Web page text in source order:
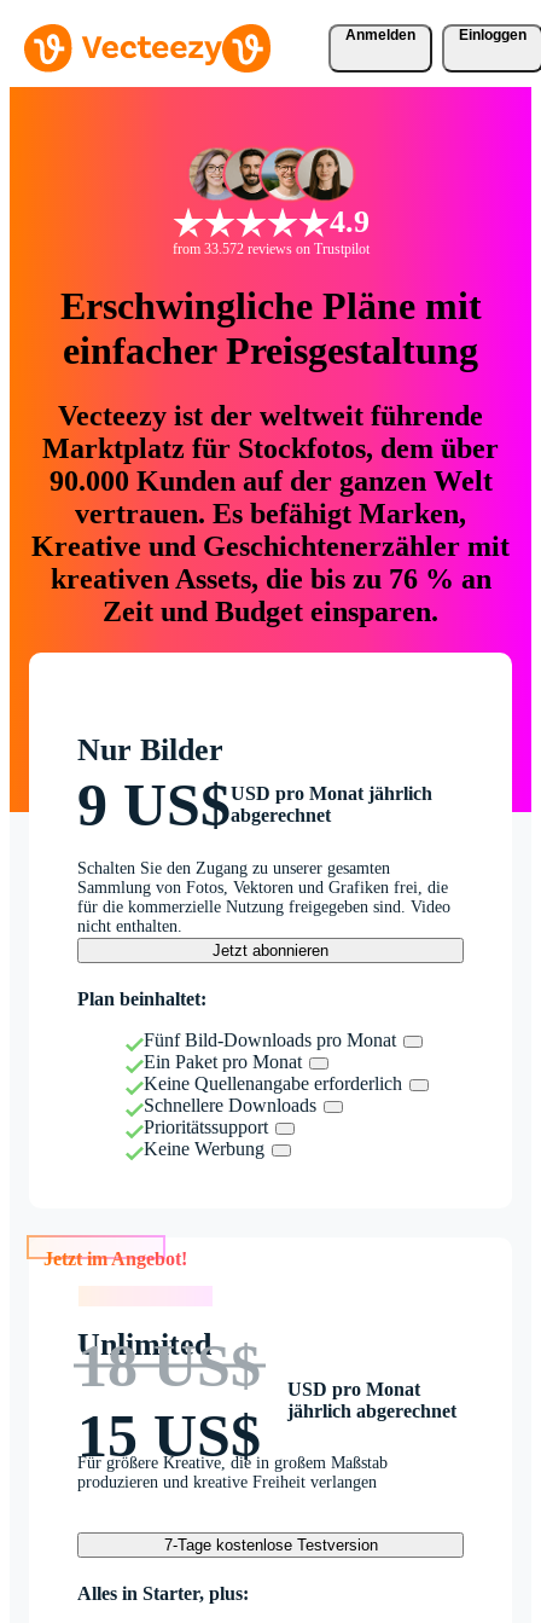
Anmelden Einloggen
4.9
from 33.572 reviews on Trustpilot
Erschwingliche Pläne mit
einfacher Preisgestaltung
Vecteezy ist der weltweit führende
Marktplatz für Stockfotos, dem über
90.000 Kunden auf der ganzen Welt
vertrauen. Es befähigt Marken,
Kreative und Geschichtenerzähler mit
kreativen Assets, die bis zu 76 % an
Zeit und Budget einsparen.
Nur Bilder
9 US$USD pro Monat jährlich
abgerechnet
Schalten Sie den Zugang zu unserer gesamten
Sammlung von Fotos, Vektoren und Grafiken frei, die
für die kommerzielle Nutzung freigegeben sind. Video
nicht enthalten.
Jetzt abonnieren
Plan beinhaltet:
Fünf Bild-Downloads pro Monat
Ein Paket pro Monat
Keine Quellenangabe erforderlich
Schnellere Downloads
Prioritätssupport
Keine Werbung
Jetzt im Angebot!
Unlimited
18 US$
15 US$
USD pro Monat
jährlich abgerechnet
Für größere Kreative, die in großem Maßstab
produzieren und kreative Freiheit verlangen
7-Tage kostenlose Testversion
Alles in Starter, plus: